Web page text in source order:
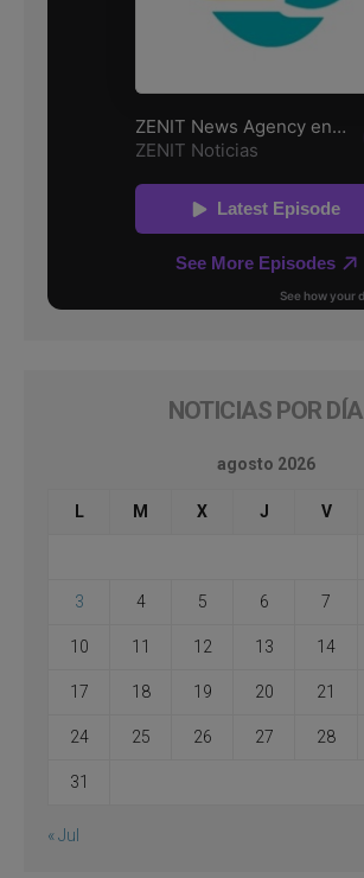
NOTICIAS POR DÍA
agosto 2026
L M X J V
3 4 5 6 7
10 11 12 13 14
17 18 19 20 21
24 25 26 27 28
31
« Jul